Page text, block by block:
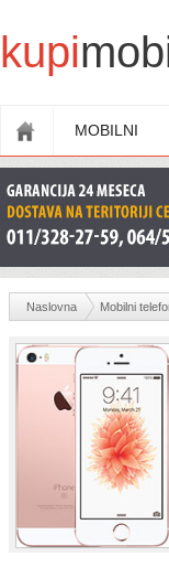
kupi
MOBILNI
Naslovna Mobilni